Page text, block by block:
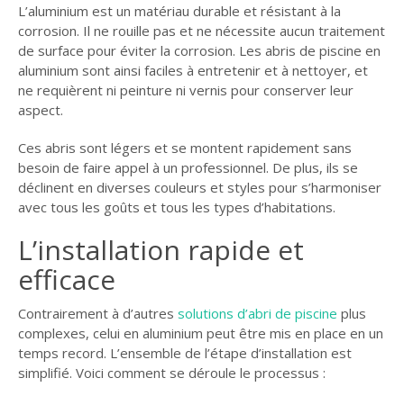
L’aluminium est un matériau durable et résistant à la
corrosion. Il ne rouille pas et ne nécessite aucun traitement
de surface pour éviter la corrosion. Les abris de piscine en
aluminium sont ainsi faciles à entretenir et à nettoyer, et
ne requièrent ni peinture ni vernis pour conserver leur
aspect.
Ces abris sont légers et se montent rapidement sans
besoin de faire appel à un professionnel. De plus, ils se
déclinent en diverses couleurs et styles pour s’harmoniser
avec tous les goûts et tous les types d’habitations.
L’installation rapide et
efficace
Contrairement à d’autres solutions d’abri de piscine plus
complexes, celui en aluminium peut être mis en place en un
temps record. L’ensemble de l’étape d’installation est
simplifié. Voici comment se déroule le processus :